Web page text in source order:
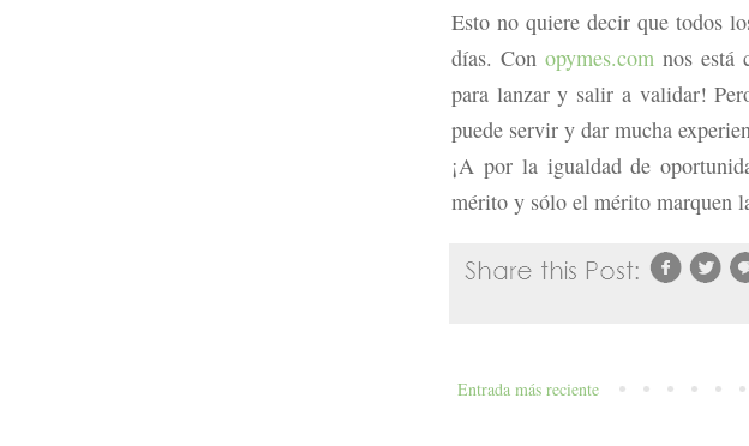
Esto no quiere decir que todos
días. Con opymes.com nos está
para lanzar y salir a validar!
puede servir y dar mucha
¡A por la igualdad de
mérito y sólo el mérito marquen
Entrada más reciente